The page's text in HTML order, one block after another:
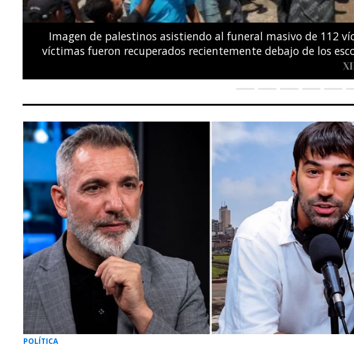
Los nadadores españoles de estilo libre Dennis González
el Campeonato Europeo de Natación LEN, en el Centro
POLÍTICA
Pedro Rosemblat destrozó a Pablo Duggan al